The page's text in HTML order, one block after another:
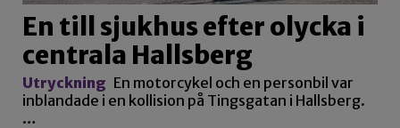
En till sjukhus efter olycka i
centrala Hallsberg
Utryckning En motorcykel och en personbil var
inblandade i en kollision på Tingsgatan i Hallsberg.
…